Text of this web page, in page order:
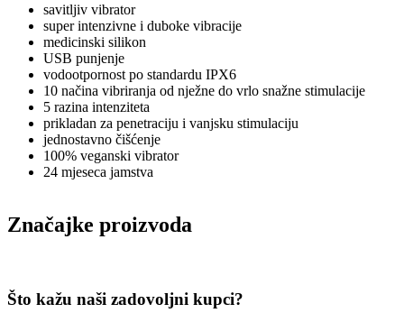
savitljiv vibrator
super intenzivne i duboke vibracije
medicinski silikon
USB punjenje
vodootpornost po standardu IPX6
10 načina vibriranja od nježne do vrlo snažne stimulacije
5 razina intenziteta
prikladan za penetraciju i vanjsku stimulaciju
jednostavno čišćenje
100% veganski vibrator
24 mjeseca jamstva
Značajke proizvoda
Što kažu naši zadovoljni kupci?